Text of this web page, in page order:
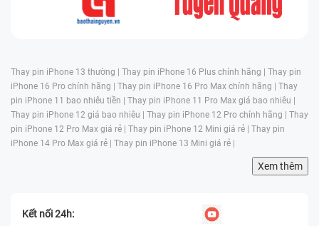
Thay pin iPhone 13 thường | Thay pin iPhone 16 Plus chính hãng | Thay pin
iPhone 16 Pro chính hãng | Thay pin iPhone 16 Pro Max chính hãng | Thay
pin iPhone 11 bao nhiêu tiền | Thay pin iPhone 11 Pro Max giá bao nhiêu |
Thay pin iPhone 12 giá bao nhiêu | Thay pin iPhone 12 Pro chính hãng | Thay
pin iPhone 12 Pro Max giá rẻ | Thay pin iPhone 12 Mini giá rẻ | Thay pin
iPhone 14 Pro Max giá rẻ | Thay pin iPhone 13 Mini giá rẻ |
Xem thêm
Kết nối 24h: